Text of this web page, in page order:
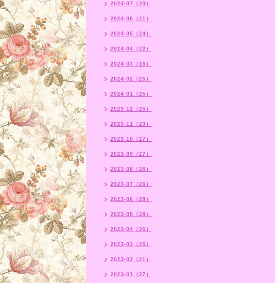
2024-07（20）
2024-06（21）
2024-05（24）
2024-04（22）
2024-03（16）
2024-02（25）
2024-01（25）
2023-12（25）
2023-11（29）
2023-10（27）
2023-09（27）
2023-08（26）
2023-07（26）
2023-06（28）
2023-05（28）
2023-04（26）
2023-03（25）
2023-02（21）
2023-01（27）